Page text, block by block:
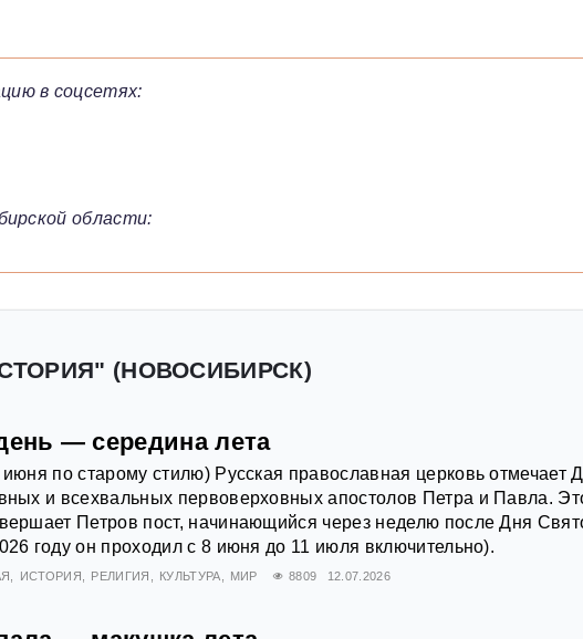
в соцсетях:
области:
(НОВОСИБИРСК)
— середина лета
по старому стилю) Русская православная церковь отмечает
и всехвальных первоверховных апостолов Петра и Павла.
Петров пост, начинающийся через неделю после Дня
году он проходил с 8 июня до 11 июля включительно).
ИСТОРИЯ РЕЛИГИЯ КУЛЬТУРА МИР 8809 12.07.2026